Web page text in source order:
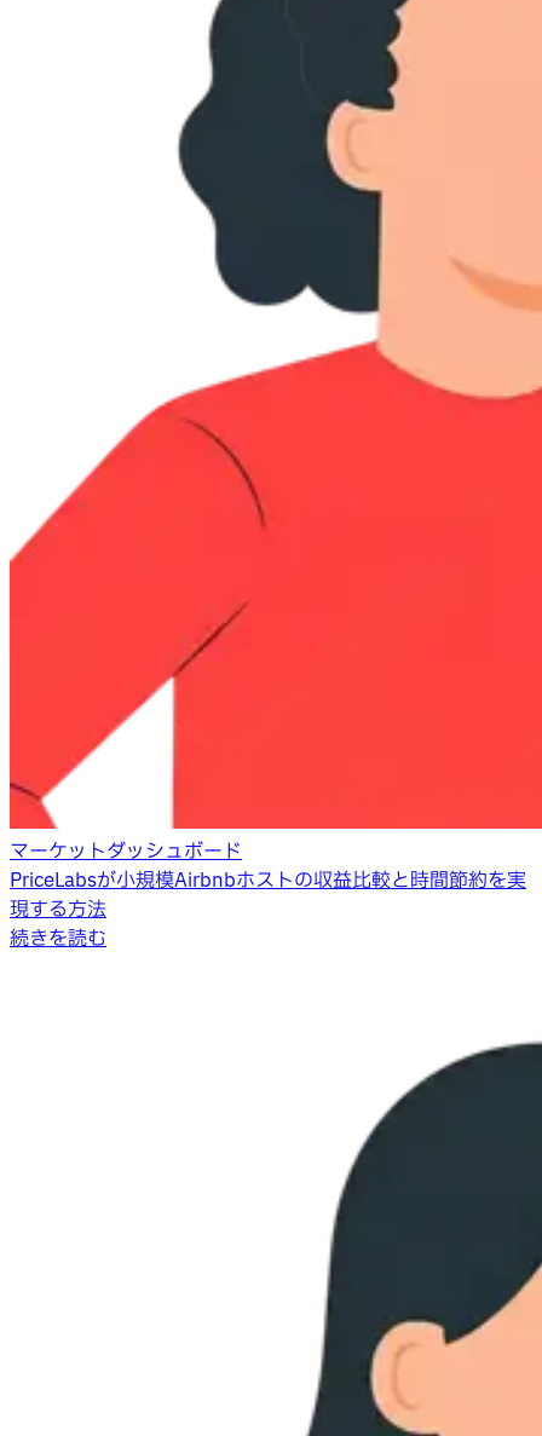
マーケットダッシュボード
PriceLabsが小規模Airbnbホストの収益比較と時間節約を実
現する方法
続きを読む